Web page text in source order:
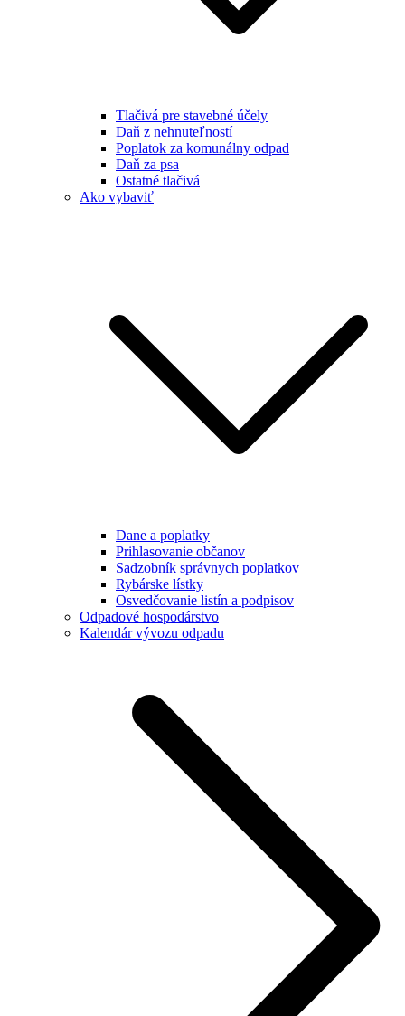
Tlačivá pre stavebné účely
Daň z nehnuteľností
Poplatok za komunálny odpad
Daň za psa
Ostatné tlačivá
Ako vybaviť
Dane a poplatky
Prihlasovanie občanov
Sadzobník správnych poplatkov
Rybárske lístky
Osvedčovanie listín a podpisov
Odpadové hospodárstvo
Kalendár vývozu odpadu